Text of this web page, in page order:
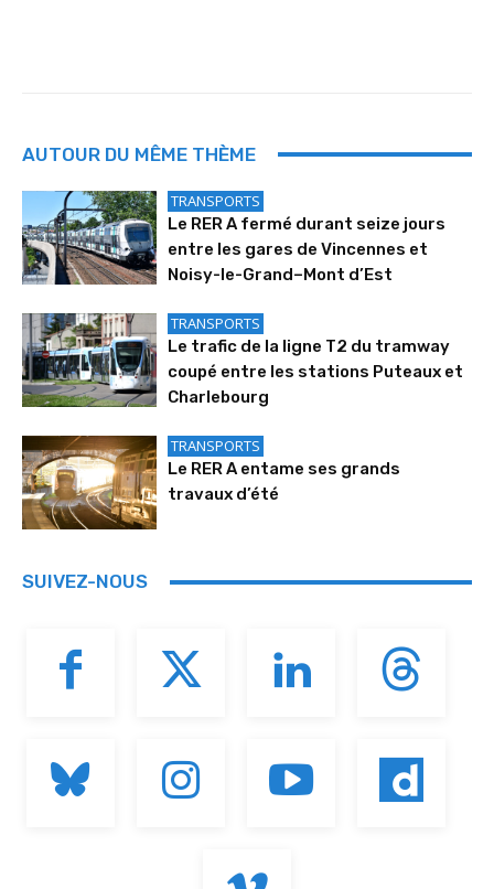
AUTOUR DU MÊME THÈME
TRANSPORTS
Le RER A fermé durant seize jours
entre les gares de Vincennes et
Noisy-le-Grand–Mont d’Est
TRANSPORTS
Le trafic de la ligne T2 du tramway
coupé entre les stations Puteaux et
Charlebourg
TRANSPORTS
Le RER A entame ses grands
travaux d’été
SUIVEZ-NOUS